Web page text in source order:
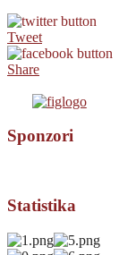
Tweet
Share
Sponzori
Statistika